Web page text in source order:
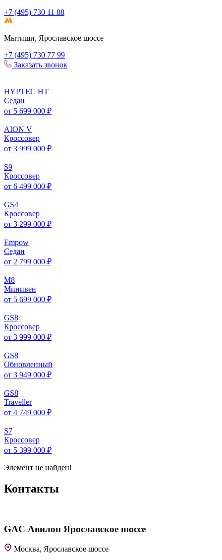
+7 (495) 730 11 88
Мытищи, Ярославское шоссе
+7 (495) 730 77 99
Заказать звонок
HYPTEC HT
Седан
от 5 699 000 ₽
AION V
Кроссовер
от 3 999 000 ₽
S9
Кроссовер
от 6 499 000 ₽
GS4
Кроссовер
от 3 299 000 ₽
Empow
Седан
от 2 799 000 ₽
M8
Минивен
от 5 699 000 ₽
GS8
Кроссовер
от 3 999 000 ₽
GS8
Обновленный
от 3 949 000 ₽
GS8
Traveller
от 4 749 000 ₽
S7
Кроссовер
от 5 399 000 ₽
Элемент не найден!
Контакты
GAC Авилон Ярославское шоссе
Москва, Ярославское шоссе